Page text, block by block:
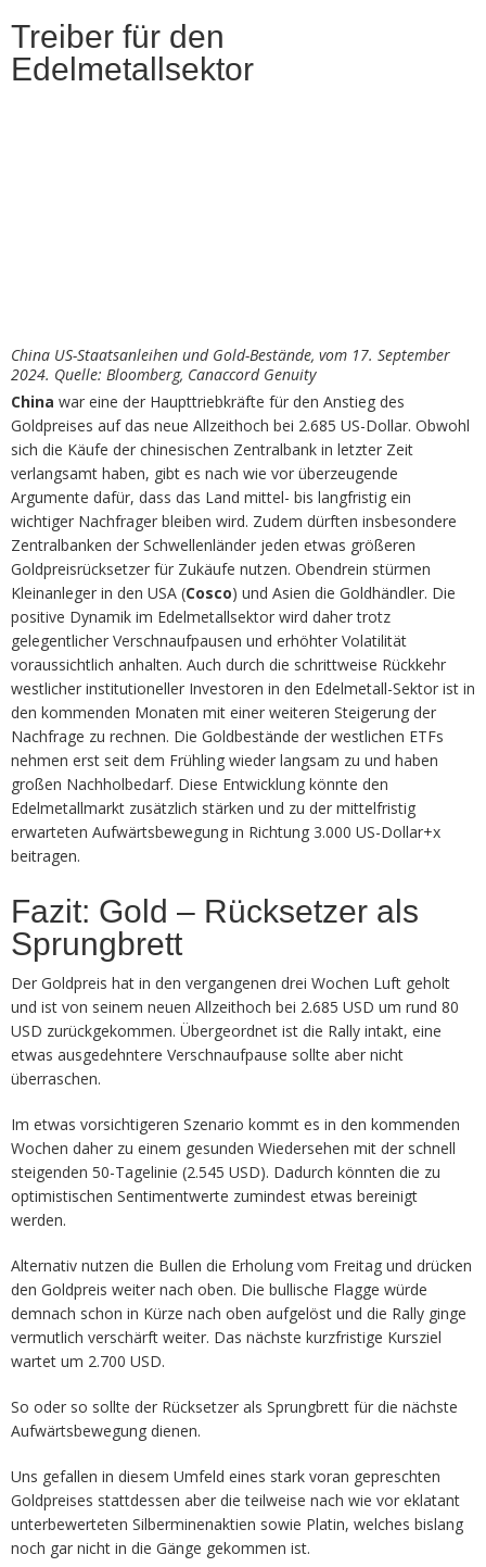
Treiber für den
Edelmetallsektor
China US-Staatsanleihen und Gold-Bestände, vom 17. September
2024. Quelle: Bloomberg, Canaccord Genuity
China war eine der Haupttriebkräfte für den Anstieg des
Goldpreises auf das neue Allzeithoch bei 2.685 US-Dollar. Obwohl
sich die Käufe der chinesischen Zentralbank in letzter Zeit
verlangsamt haben, gibt es nach wie vor überzeugende
Argumente dafür, dass das Land mittel- bis langfristig ein
wichtiger Nachfrager bleiben wird. Zudem dürften insbesondere
Zentralbanken der Schwellenländer jeden etwas größeren
Goldpreisrücksetzer für Zukäufe nutzen. Obendrein stürmen
Kleinanleger in den USA (Cosco) und Asien die Goldhändler. Die
positive Dynamik im Edelmetallsektor wird daher trotz
gelegentlicher Verschnaufpausen und erhöhter Volatilität
voraussichtlich anhalten. Auch durch die schrittweise Rückkehr
westlicher institutioneller Investoren in den Edelmetall-Sektor ist in
den kommenden Monaten mit einer weiteren Steigerung der
Nachfrage zu rechnen. Die Goldbestände der westlichen ETFs
nehmen erst seit dem Frühling wieder langsam zu und haben
großen Nachholbedarf. Diese Entwicklung könnte den
Edelmetallmarkt zusätzlich stärken und zu der mittelfristig
erwarteten Aufwärtsbewegung in Richtung 3.000 US-Dollar+x
beitragen.
Fazit: Gold – Rücksetzer als
Sprungbrett
Der Goldpreis hat in den vergangenen drei Wochen Luft geholt
und ist von seinem neuen Allzeithoch bei 2.685 USD um rund 80
USD zurückgekommen. Übergeordnet ist die Rally intakt, eine
etwas ausgedehntere Verschnaufpause sollte aber nicht
überraschen.
Im etwas vorsichtigeren Szenario kommt es in den kommenden
Wochen daher zu einem gesunden Wiedersehen mit der schnell
steigenden 50-Tagelinie (2.545 USD). Dadurch könnten die zu
optimistischen Sentimentwerte zumindest etwas bereinigt
werden.
Alternativ nutzen die Bullen die Erholung vom Freitag und drücken
den Goldpreis weiter nach oben. Die bullische Flagge würde
demnach schon in Kürze nach oben aufgelöst und die Rally ginge
vermutlich verschärft weiter. Das nächste kurzfristige Kursziel
wartet um 2.700 USD.
So oder so sollte der Rücksetzer als Sprungbrett für die nächste
Aufwärtsbewegung dienen.
Uns gefallen in diesem Umfeld eines stark voran gepreschten
Goldpreises stattdessen aber die teilweise nach wie vor eklatant
unterbewerteten Silberminenaktien sowie Platin, welches bislang
noch gar nicht in die Gänge gekommen ist.